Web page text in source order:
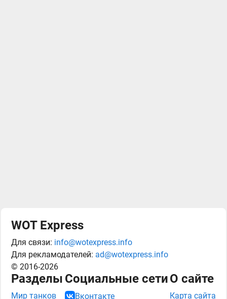
WOT Express
Для связи: info@wotexpress.info
Для рекламодателей: ad@wotexpress.info
© 2016-2026
Разделы
Мир танков
Социальные сети
Вконтакте
О сайте
Карта сайта